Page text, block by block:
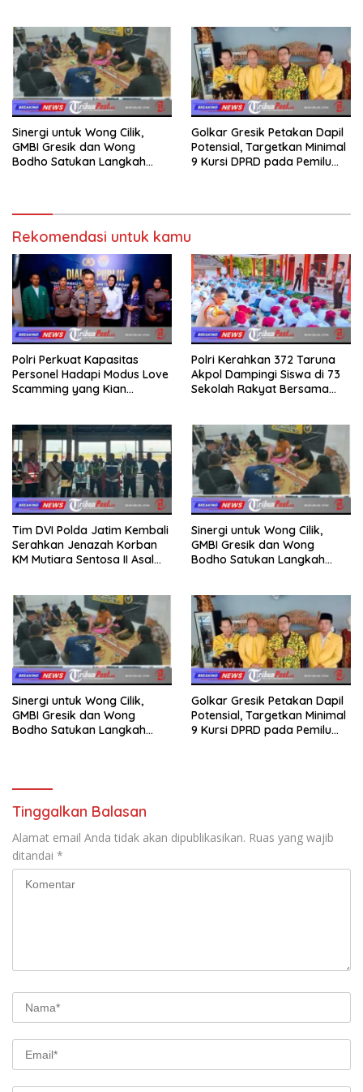
Sinergi untuk Wong Cilik,
GMBI Gresik dan Wong
Bodho Satukan Langkah
Golkar Gresik Petakan Dapil
Potensial, Targetkan Minimal
9 Kursi DPRD pada Pemilu
Rekomendasi untuk kamu
Polri Perkuat Kapasitas
Personel Hadapi Modus Love
Scamming yang Kian
Polri Kerahkan 372 Taruna
Akpol Dampingi Siswa di 73
Sekolah Rakyat Bersama
Tim DVI Polda Jatim Kembali
Serahkan Jenazah Korban
KM Mutiara Sentosa II Asal
Sinergi untuk Wong Cilik,
GMBI Gresik dan Wong
Bodho Satukan Langkah
Sinergi untuk Wong Cilik,
GMBI Gresik dan Wong
Bodho Satukan Langkah
Golkar Gresik Petakan Dapil
Potensial, Targetkan Minimal
9 Kursi DPRD pada Pemilu
Tinggalkan Balasan
Alamat email Anda tidak akan dipublikasikan. Ruas yang wajib
ditandai *